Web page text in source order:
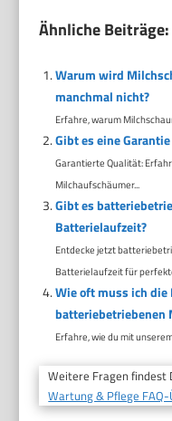
Ähnliche Beiträge:
Warum wird
manchmal nicht?
Erfahre, warum
Gibt es eine
Garantierte Qualität:
Milchaufschäumer...
Gibt es
Batterielaufzeit?
Entdecke jetzt
Batterielaufzeit für
Wie oft muss ich
batteriebetriebenen
Erfahre, wie du mit
Weitere Fragen findest
Wartung & Pflege